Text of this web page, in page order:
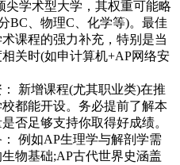
尖学术型大学，其权重可能略
BC、物理C、化学等)。最佳
课程的强力补充，特别是当
关时(如申计算机+AP网络安
新增课程(尤其职业类)在推
都能开设。务必提前了解本
否足够支持你取得好成绩。
例如AP生理学与解剖学需
物基础;AP古代世界史涵盖